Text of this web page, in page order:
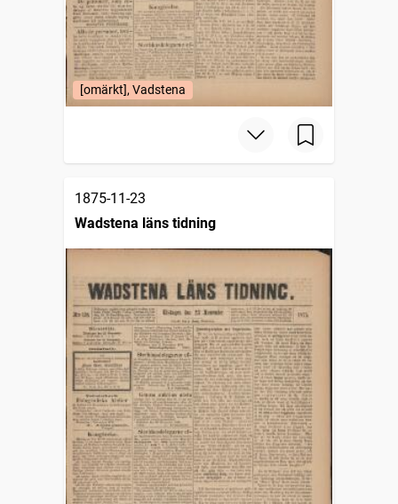
[omärkt], Vadstena
1875-11-23
Wadstena läns tidning